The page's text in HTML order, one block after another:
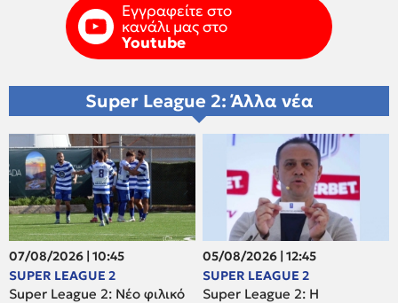
Εγγραφείτε στο
κανάλι μας στο
Youtube
Super League 2: Άλλα νέα
07/08/2026 | 10:45
SUPER LEAGUE 2
Super League 2: Νέο φιλικό
05/08/2026 | 12:45
SUPER LEAGUE 2
Super League 2: H